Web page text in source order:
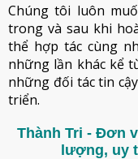
Chúng tôi luôn
trong và sau khi
thể hợp tác cùng
những lần khác kể
những đối tác tin
triển.
Thành Tri - Đơn
lượng, uy